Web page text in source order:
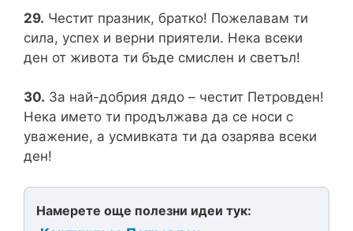
29. Честит празник, братко! Пожелавам ти
сила, успех и верни приятели. Нека всеки
ден от живота ти бъде смислен и светъл!
30. За най-добрия дядо – честит Петровден!
Нека името ти продължава да се носи с
уважение, а усмивката ти да озарява всеки
ден!
Намерете още полезни идеи тук: